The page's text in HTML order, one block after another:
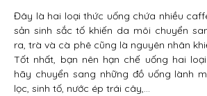
Đây là hai loại thức uống chứa nhiều
sản sinh sắc tố khiến da môi chuyển
ra, trà và cà phê cũng là nguyên nhân
Tốt nhất, bạn nên hạn chế uống hai
hãy chuyển sang những đồ uống lành
lọc, sinh tố, nước ép trái cây,…